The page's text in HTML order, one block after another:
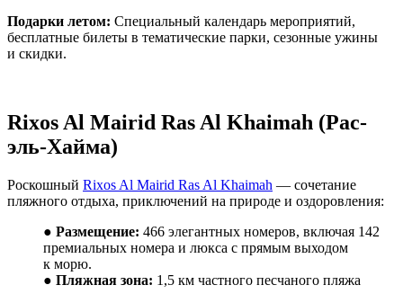
Подарки летом: Специальный календарь мероприятий,
бесплатные билеты в тематические парки, сезонные ужины
и скидки.
Rixos Al Mairid Ras Al Khaimah (Рас-
эль-Хайма)
Роскошный Rixos Al Mairid Ras Al Khaimah — сочетание
пляжного отдыха, приключений на природе и оздоровления:
● Размещение: 466 элегантных номеров, включая 142
премиальных номера и люкса с прямым выходом
к морю.
● Пляжная зона: 1,5 км частного песчаного пляжа